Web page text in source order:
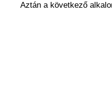
Aztán a következő